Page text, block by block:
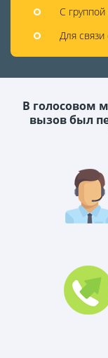
С
Для
В голосовом
вызов был